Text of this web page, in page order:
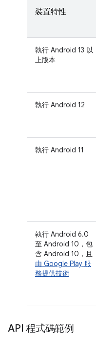
裝置特性
執行 Android 13 以
上版本
執行 Android 12
執行 Android 11
執行 Android 6.0
至 Android 10，包
含 Android 10，且
由 Google Play 服
務提供技術
API 程式碼範例